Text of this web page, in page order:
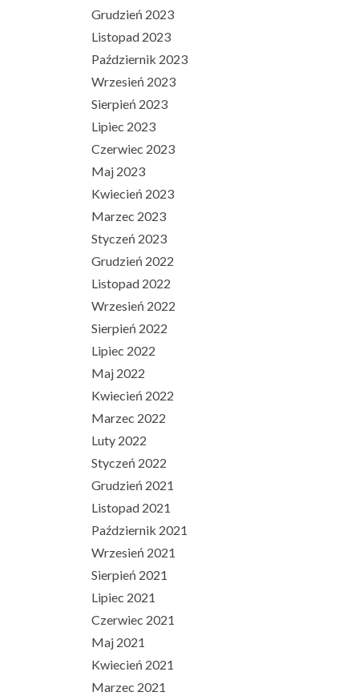
Grudzień 2023
Listopad 2023
Październik 2023
Wrzesień 2023
Sierpień 2023
Lipiec 2023
Czerwiec 2023
Maj 2023
Kwiecień 2023
Marzec 2023
Styczeń 2023
Grudzień 2022
Listopad 2022
Wrzesień 2022
Sierpień 2022
Lipiec 2022
Maj 2022
Kwiecień 2022
Marzec 2022
Luty 2022
Styczeń 2022
Grudzień 2021
Listopad 2021
Październik 2021
Wrzesień 2021
Sierpień 2021
Lipiec 2021
Czerwiec 2021
Maj 2021
Kwiecień 2021
Marzec 2021